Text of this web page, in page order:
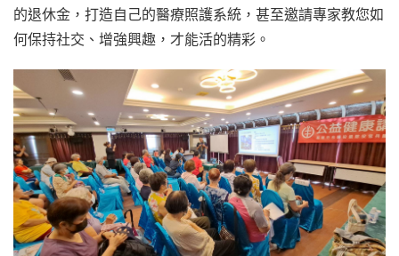
的退休金，打造自己的醫療照護系統，甚至邀請專家教您如
何保持社交、增強興趣，才能活的精彩。